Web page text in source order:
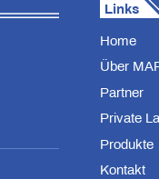
Links
Home
Über
Partner
Private
Produkte
Kontakt